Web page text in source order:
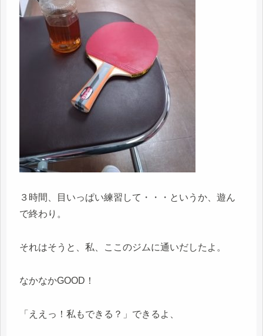
３時間、目いっぱい練習して・・・というか、遊ん
で終わり。
それはそうと、私、ここのジムに通いだしたよ。
なかなかGOOD！
「ええっ！私もできる？」できるよ、